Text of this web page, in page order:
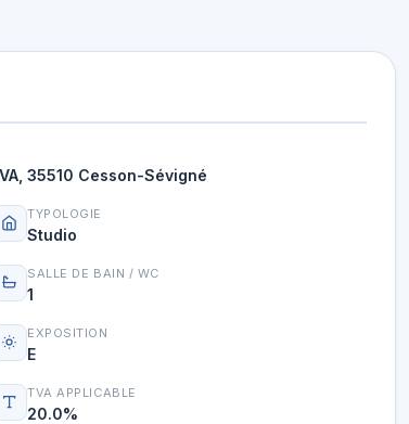
35510 Cesson-Sévigné
TYPOLOGIE
Studio
SALLE DE BAIN / WC
1
EXPOSITION
E
TVA APPLICABLE
20.0%